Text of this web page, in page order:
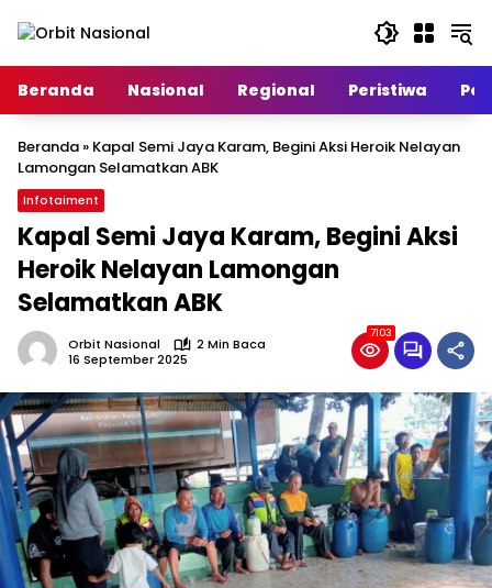
Beranda
Nasional Regional Peristiwa
Beranda» Kapal Semi Jaya Karam, Begini Aksi Heroik Nelayan
Lamongan Selamatkan ABK
Infotaiment
Kapal Semi Jaya Karam, Begini Aksi
Heroik Nelayan Lamongan
Selamatkan ABK
Orbit Nasional
2 Min Baca
16 September 2025
7103